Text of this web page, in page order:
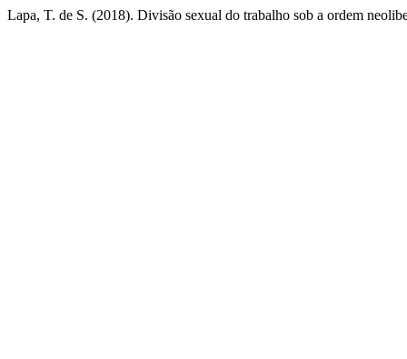
Lapa, T. de S. (2018). Divisão sexual do trabalho sob a ordem